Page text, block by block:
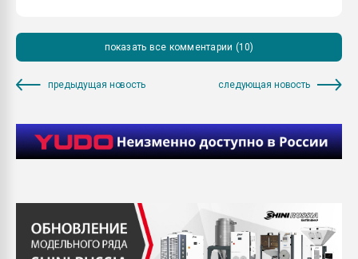
показать все комментарии (10)
предыдущая новость следующая новость